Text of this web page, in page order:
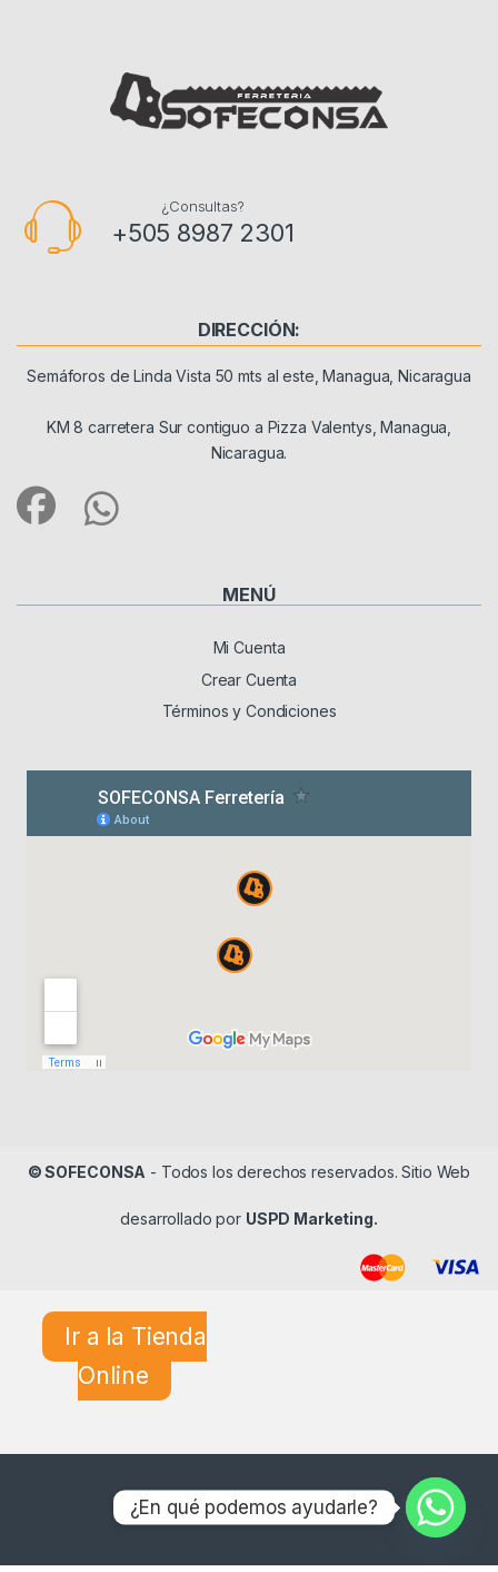
¿Consultas?
+505 8987 2301
DIRECCIÓN:
Semáforos de Linda Vista 50 mts al este, Managua, Nicaragua
KM 8 carretera Sur contiguo a Pizza Valentys, Managua,
Nicaragua.
MENÚ
Mi Cuenta
Crear Cuenta
Términos y Condiciones
© SOFECONSA - Todos los derechos reservados. Sitio Web
desarrollado por USPD Marketing.
Ir a la Tienda
Online
¿En qué podemos ayudarle?